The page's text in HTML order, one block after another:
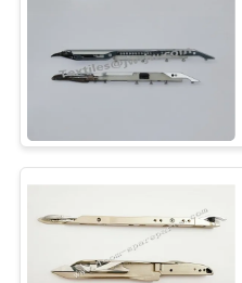
sulzer
taucht
auf